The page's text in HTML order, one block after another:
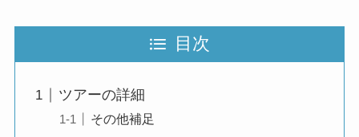
目次
ツアーの詳細
その他補足